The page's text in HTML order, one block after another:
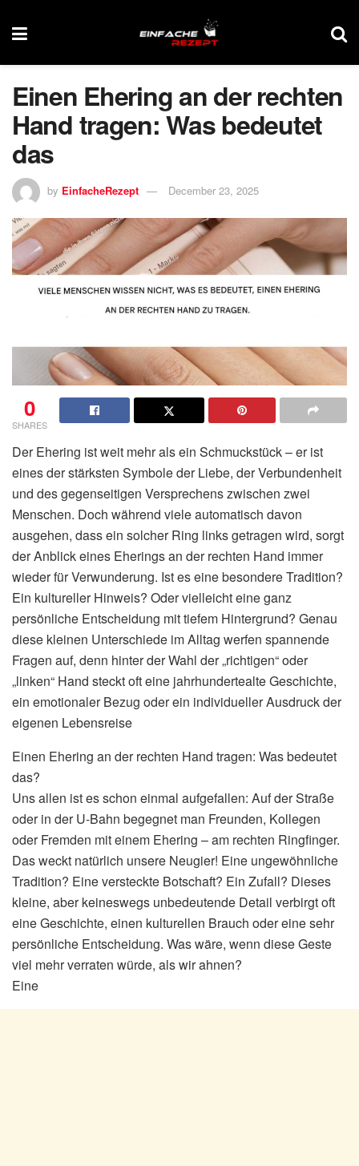
Einen Ehering an der rechten
Hand tragen: Was bedeutet
das
by EinfacheRezept December 23, 2025
0
SHARES
Der Ehering ist weit mehr als ein Schmuckstück – er ist
eines der stärksten Symbole der Liebe, der Verbundenheit
und des gegenseitigen Versprechens zwischen zwei
Menschen. Doch während viele automatisch davon
ausgehen, dass ein solcher Ring links getragen wird, sorgt
der Anblick eines Eherings an der rechten Hand immer
wieder für Verwunderung. Ist es eine besondere Tradition?
Ein kultureller Hinweis? Oder vielleicht eine ganz
persönliche Entscheidung mit tiefem Hintergrund? Genau
diese kleinen Unterschiede im Alltag werfen spannende
Fragen auf, denn hinter der Wahl der „richtigen“ oder
„linken“ Hand steckt oft eine jahrhundertealte Geschichte,
ein emotionaler Bezug oder ein individueller Ausdruck der
eigenen Lebensreise
Einen Ehering an der rechten Hand tragen: Was bedeutet
das?
Uns allen ist es schon einmal aufgefallen: Auf der Straße
oder in der U-Bahn begegnet man Freunden, Kollegen
oder Fremden mit einem Ehering – am rechten Ringfinger.
Das weckt natürlich unsere Neugier! Eine ungewöhnliche
Tradition? Eine versteckte Botschaft? Ein Zufall? Dieses
kleine, aber keineswegs unbedeutende Detail verbirgt oft
eine Geschichte, einen kulturellen Brauch oder eine sehr
persönliche Entscheidung. Was wäre, wenn diese Geste
viel mehr verraten würde, als wir ahnen?
Eine